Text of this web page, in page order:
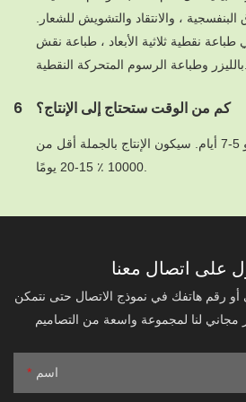
، والانتقاد والتشويش للشعار.
طباعة نقطية ثلاثية الأبعاد ، طباعة نقش
6 كم من الوقت ستحتاج إلى الإنتاج؟
إنتاج أخذ العينات هو 5-7 أيام. سيكون الإنتاج بالجملة أقل من
على اتصال معنا
أو رقم هاتفك في نموذج الاتصال حتى نتمكن
اسم